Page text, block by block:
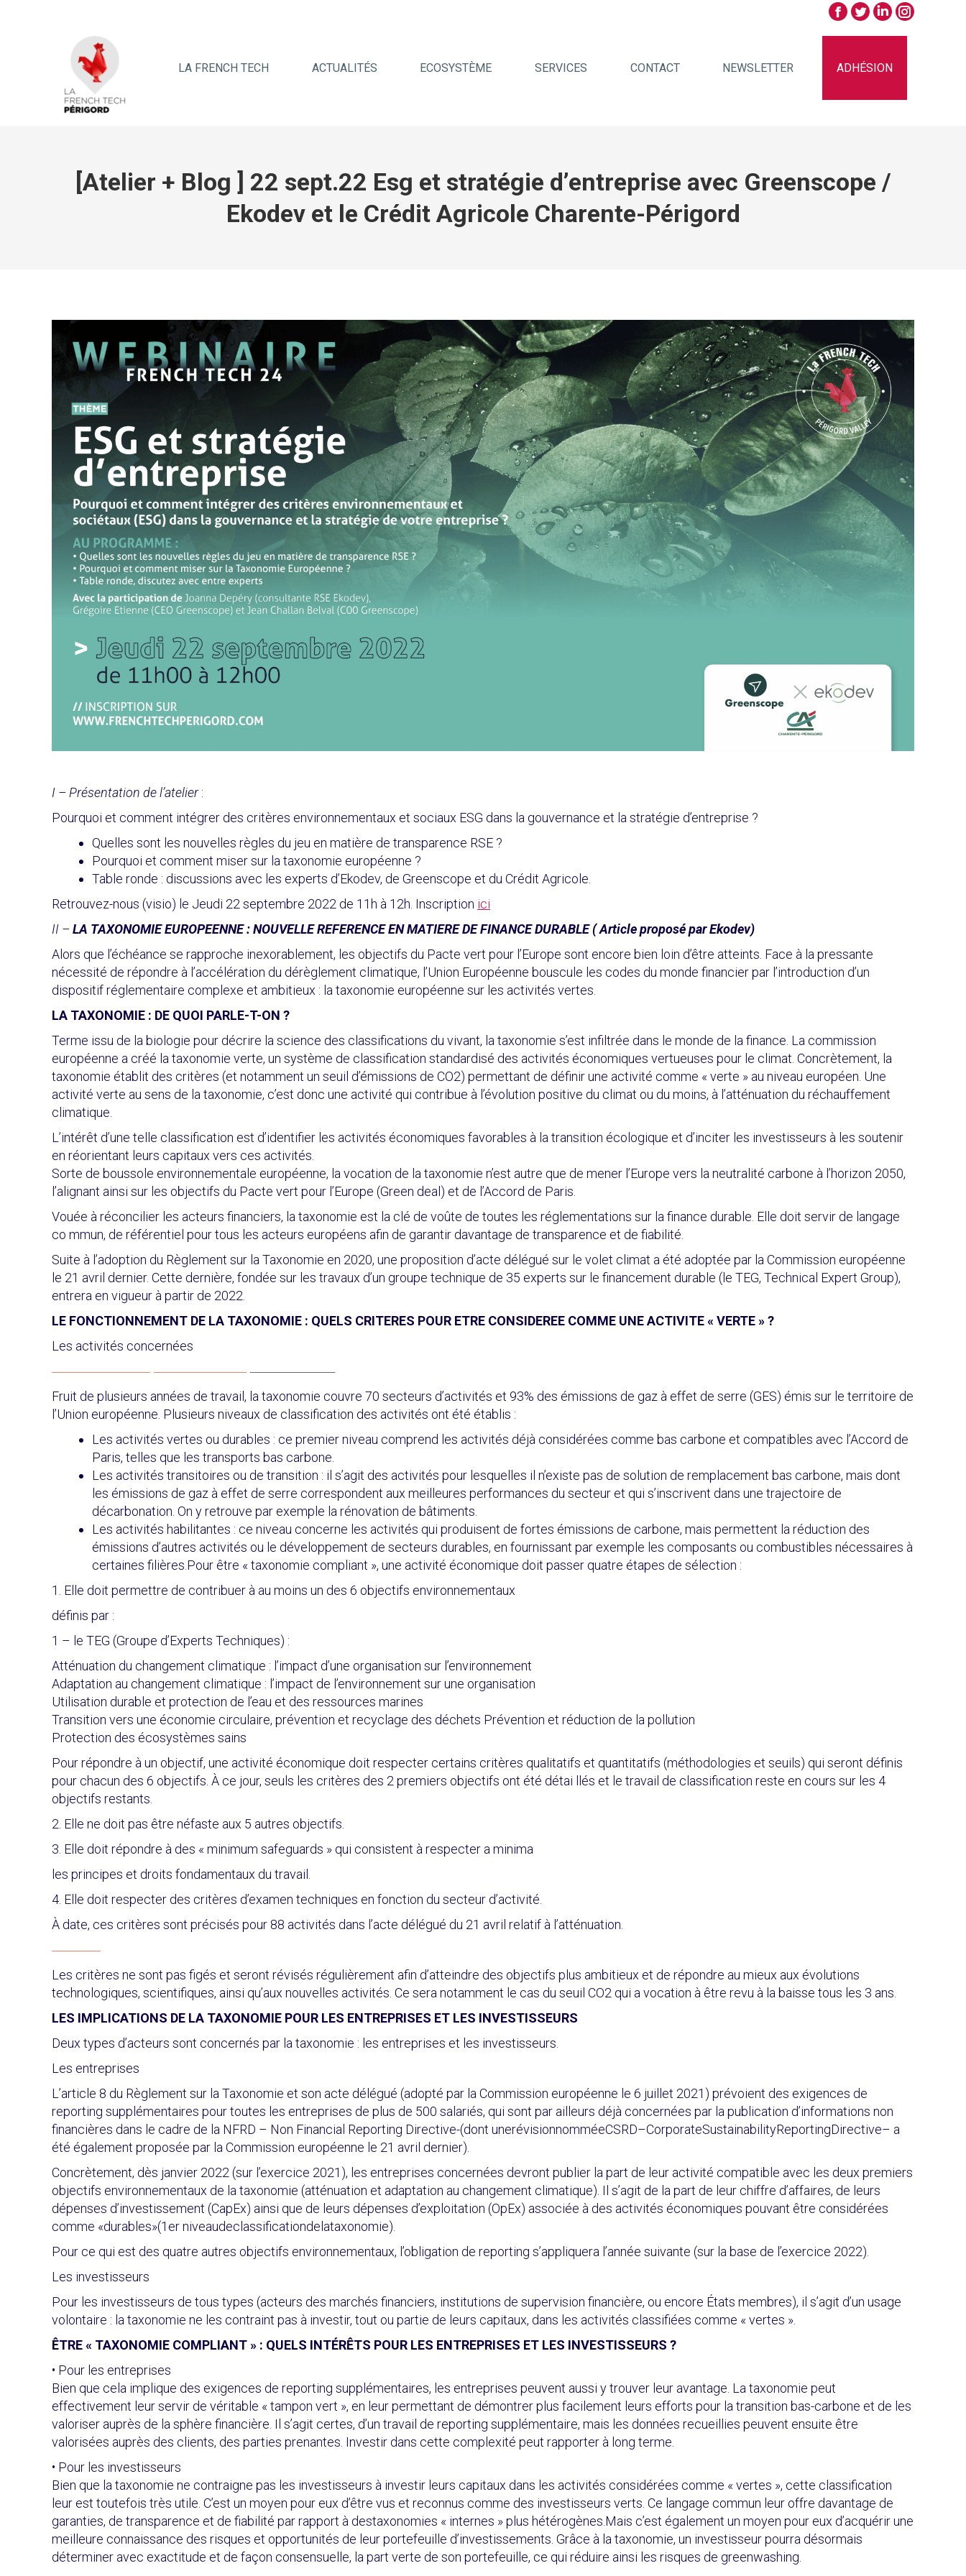
LA FRENCH TECH ACTUALITÉS ECOSYSTÈME SERVICES CONTACT NEWSLETTER ADHÉSION
[Atelier + Blog ] 22 sept.22 Esg et stratégie d’entreprise avec Greenscope /
Ekodev et le Crédit Agricole Charente-Périgord
I – Présentation de l’atelier:
Pourquoi et comment intégrer des critères environnementaux et sociaux ESG dans la gouvernance et la stratégie d’entreprise ?
Quelles sont les nouvelles règles du jeu en matière de transparence RSE ?
Pourquoi et comment miser sur la taxonomie européenne ?
Table ronde : discussions avec les experts d’Ekodev, de Greenscope et du Crédit Agricole.
Retrouvez-nous (visio) le Jeudi 22 septembre 2022 de 11h à 12h. Inscription ici
II –LA TAXONOMIE EUROPEENNE : NOUVELLE REFERENCE EN MATIERE DE FINANCE DURABLE ( Article proposé par Ekodev)
Alors que l’échéance se rapproche inexorablement, les objectifs du Pacte vert pour l’Europe sont encore bien loin d’être atteints. Face à la pressante
nécessité de répondre à l’accélération du dérèglement climatique, l’Union Européenne bouscule les codes du monde financier par l’introduction d’un
dispositif réglementaire complexe et ambitieux : la taxonomie européenne sur les activités vertes.
LA TAXONOMIE : DE QUOI PARLE-T-ON ?
Terme issu de la biologie pour décrire la science des classifications du vivant, la taxonomie s’est infiltrée dans le monde de la finance. La commission
européenne a créé la taxonomie verte, un système de classification standardisé des activités économiques vertueuses pour le climat. Concrètement, la
taxonomie établit des critères (et notamment un seuil d’émissions de CO2) permettant de définir une activité comme « verte » au niveau européen. Une
activité verte au sens de la taxonomie, c’est donc une activité qui contribue à l’évolution positive du climat ou du moins, à l’atténuation du réchauffement
climatique.
L’intérêt d’une telle classification est d’identifier les activités économiques favorables à la transition écologique et d’inciter les investisseurs à les soutenir
en réorientant leurs capitaux vers ces activités.
Sorte de boussole environnementale européenne, la vocation de la taxonomie n’est autre que de mener l’Europe vers la neutralité carbone à l’horizon 2050,
l’alignant ainsi sur les objectifs du Pacte vert pour l’Europe (Green deal) et de l’Accord de Paris.
Vouée à réconcilier les acteurs financiers, la taxonomie est la clé de voûte de toutes les réglementations sur la finance durable. Elle doit servir de langage
co mmun, de référentiel pour tous les acteurs européens afin de garantir davantage de transparence et de fiabilité.
Suite à l’adoption du Règlement sur la Taxonomie en 2020, une proposition d’acte délégué sur le volet climat a été adoptée par la Commission européenne
le 21 avril dernier. Cette dernière, fondée sur les travaux d’un groupe technique de 35 experts sur le financement durable (le TEG, Technical Expert Group),
entrera en vigueur à partir de 2022.
LE FONCTIONNEMENT DE LA TAXONOMIE : QUELS CRITERES POUR ETRE CONSIDEREE COMME UNE ACTIVITE « VERTE » ?
Les activités concernées
Fruit de plusieurs années de travail, la taxonomie couvre 70 secteurs d’activités et 93% des émissions de gaz à effet de serre (GES) émis sur le territoire de
l’Union européenne. Plusieurs niveaux de classification des activités ont été établis :
Les activités vertes ou durables : ce premier niveau comprend les activités déjà considérées comme bas carbone et compatibles avec l’Accord de
Paris, telles que les transports bas carbone.
Les activités transitoires ou de transition : il s’agit des activités pour lesquelles il n’existe pas de solution de remplacement bas carbone, mais dont
les émissions de gaz à effet de serre correspondent aux meilleures performances du secteur et qui s’inscrivent dans une trajectoire de
décarbonation. On y retrouve par exemple la rénovation de bâtiments.
Les activités habilitantes : ce niveau concerne les activités qui produisent de fortes émissions de carbone, mais permettent la réduction des
émissions d’autres activités ou le développement de secteurs durables, en fournissant par exemple les composants ou combustibles nécessaires à
certaines filières.Pour être « taxonomie compliant », une activité économique doit passer quatre étapes de sélection :
1. Elle doit permettre de contribuer à au moins un des 6 objectifs environnementaux
définis par :
1 – le TEG (Groupe d’Experts Techniques) :
Atténuation du changement climatique : l’impact d’une organisation sur l’environnement
Adaptation au changement climatique : l’impact de l’environnement sur une organisation
Utilisation durable et protection de l’eau et des ressources marines
Transition vers une économie circulaire, prévention et recyclage des déchets Prévention et réduction de la pollution
Protection des écosystèmes sains
Pour répondre à un objectif, une activité économique doit respecter certains critères qualitatifs et quantitatifs (méthodologies et seuils) qui seront définis
pour chacun des 6 objectifs. À ce jour, seuls les critères des 2 premiers objectifs ont été détai llés et le travail de classification reste en cours sur les 4
objectifs restants.
2. Elle ne doit pas être néfaste aux 5 autres objectifs.
3. Elle doit répondre à des « minimum safeguards » qui consistent à respecter a minima
les principes et droits fondamentaux du travail.
4. Elle doit respecter des critères d’examen techniques en fonction du secteur d’activité.
À date, ces critères sont précisés pour 88 activités dans l’acte délégué du 21 avril relatif à l’atténuation.
Les critères ne sont pas figés et seront révisés régulièrement afin d’atteindre des objectifs plus ambitieux et de répondre au mieux aux évolutions
technologiques, scientifiques, ainsi qu’aux nouvelles activités. Ce sera notamment le cas du seuil CO2 qui a vocation à être revu à la baisse tous les 3 ans.
LES IMPLICATIONS DE LA TAXONOMIE POUR LES ENTREPRISES ET LES INVESTISSEURS
Deux types d’acteurs sont concernés par la taxonomie : les entreprises et les investisseurs.
Les entreprises
L’article 8 du Règlement sur la Taxonomie et son acte délégué (adopté par la Commission européenne le 6 juillet 2021) prévoient des exigences de
reporting supplémentaires pour toutes les entreprises de plus de 500 salariés, qui sont par ailleurs déjà concernées par la publication d’informations non
financières dans le cadre de la NFRD – Non Financial Reporting Directive-(dont unerévisionnomméeCSRD–CorporateSustainabilityReportingDirective– a
été également proposée par la Commission européenne le 21 avril dernier).
Concrètement, dès janvier 2022 (sur l’exercice 2021), les entreprises concernées devront publier la part de leur activité compatible avec les deux premiers
objectifs environnementaux de la taxonomie (atténuation et adaptation au changement climatique). Il s’agit de la part de leur chiffre d’affaires, de leurs
dépenses d’investissement (CapEx) ainsi que de leurs dépenses d’exploitation (OpEx) associée à des activités économiques pouvant être considérées
comme «durables»(1er niveaudeclassificationdelataxonomie).
Pour ce qui est des quatre autres objectifs environnementaux, l’obligation de reporting s’appliquera l’année suivante (sur la base de l’exercice 2022).
Les investisseurs
Pour les investisseurs de tous types (acteurs des marchés financiers, institutions de supervision financière, ou encore États membres), il s’agit d’un usage
volontaire : la taxonomie ne les contraint pas à investir, tout ou partie de leurs capitaux, dans les activités classifiées comme « vertes ».
ÊTRE « TAXONOMIE COMPLIANT » : QUELS INTÉRÊTS POUR LES ENTREPRISES ET LES INVESTISSEURS ?
• Pour les entreprises
Bien que cela implique des exigences de reporting supplémentaires, les entreprises peuvent aussi y trouver leur avantage. La taxonomie peut
effectivement leur servir de véritable « tampon vert », en leur permettant de démontrer plus facilement leurs efforts pour la transition bas-carbone et de les
valoriser auprès de la sphère financière. Il s’agit certes, d’un travail de reporting supplémentaire, mais les données recueillies peuvent ensuite être
valorisées auprès des clients, des parties prenantes. Investir dans cette complexité peut rapporter à long terme.
• Pour les investisseurs
Bien que la taxonomie ne contraigne pas les investisseurs à investir leurs capitaux dans les activités considérées comme « vertes », cette classification
leur est toutefois très utile. C’est un moyen pour eux d’être vus et reconnus comme des investisseurs verts. Ce langage commun leur offre davantage de
garanties, de transparence et de fiabilité par rapport à destaxonomies « internes » plus hétérogènes.Mais c’est également un moyen pour eux d’acquérir une
meilleure connaissance des risques et opportunités de leur portefeuille d’investissements. Grâce à la taxonomie, un investisseur pourra désormais
déterminer avec exactitude et de façon consensuelle, la part verte de son portefeuille, ce qui réduire ainsi les risques de greenwashing.